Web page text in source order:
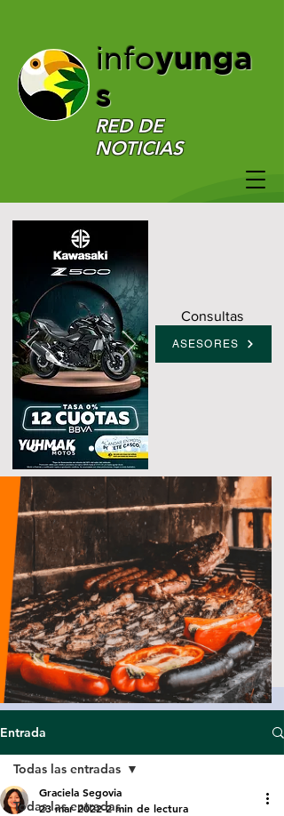
infoyunga
s
RED DE
NOTICIAS
Consultas
ASESORES
Entrada
Todas las entradas
Todas las entradas
Graciela Segovia
23 mar 2022 2 min de lectura